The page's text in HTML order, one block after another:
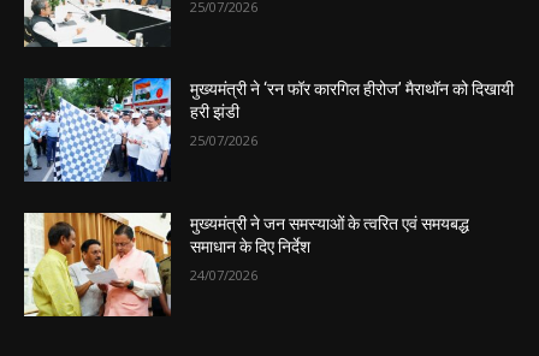
25/07/2026
मुख्यमंत्री ने ‘रन फॉर कारगिल हीरोज’ मैराथॉन को दिखायी
हरी झंडी
25/07/2026
मुख्यमंत्री ने जन समस्याओं के त्वरित एवं समयबद्ध
समाधान के दिए निर्देश
24/07/2026